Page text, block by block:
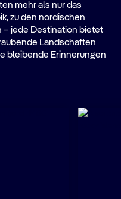
mehr als nur das
zu den nordischen
– jede Destination bietet
Landschaften
bleibende Erinnerungen